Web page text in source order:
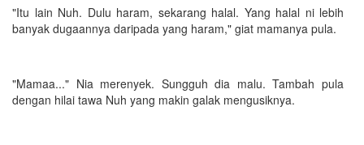
"Itu lain Nuh. Dulu haram, sekarang halal. Yang halal ni lebih
banyak dugaannya daripada yang haram," giat mamanya pula.
"Mamaa..." Nia merenyek. Sungguh dia malu. Tambah pula
dengan hilai tawa Nuh yang makin galak mengusiknya.